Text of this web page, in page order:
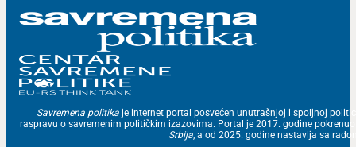
Savremena politika je internet portal posvećen unutrašnjoj i spoljnoj
raspravu o savremenim političkim izazovima. Portal je 2017. godine
Srbija , a od 2025. godine nastavlja sa